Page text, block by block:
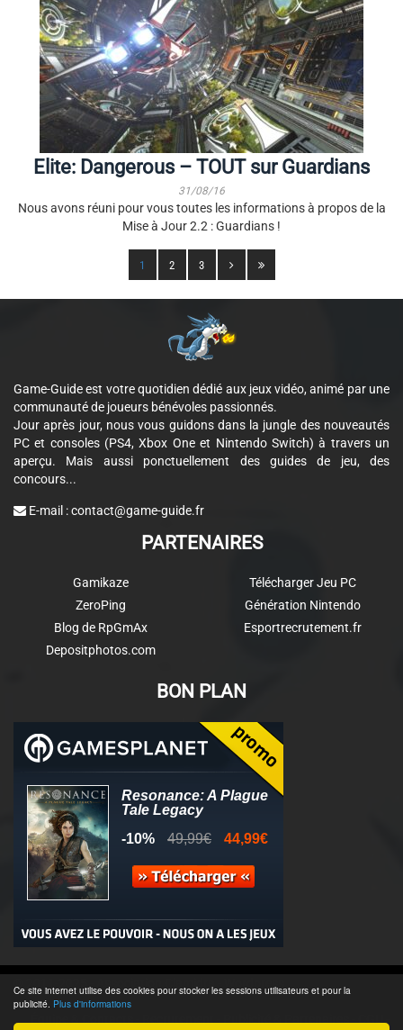
Ce site internet utilise des cookies pour stocker les sessions utilisateurs et pour la
publicité. Plus d'informations
Elite: Dangerous – TOUT sur Guardians
31/08/16
Nous avons réuni pour vous toutes les informations à propos de la
Mise à Jour 2.2 : Guardians !
1 2 3
Game-Guide est votre quotidien dédié aux jeux vidéo, animé par une
communauté de joueurs bénévoles passionnés.
Jour après jour, nous vous guidons dans la jungle des nouveautés
PC et consoles (PS4, Xbox One et Nintendo Switch) à travers un
aperçu. Mais aussi ponctuellement des guides de jeu, des
concours...
E-mail :contact@game-guide.fr
PARTENAIRES
Gamikaze
ZeroPing
Blog de RpGmAx
Depositphotos.com
Télécharger Jeu PC
Génération Nintendo
Esportrecrutement.fr
BON PLAN